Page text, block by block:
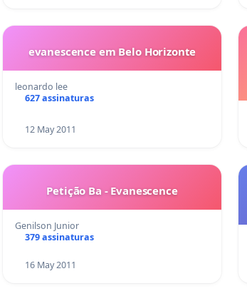
evanescence em Belo Horizonte
leonardo lee
627 assinaturas
12 May 2011
Petição Ba - Evanescence
Genilson Junior
379 assinaturas
16 May 2011